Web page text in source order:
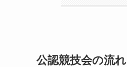
公認競技会の流れ